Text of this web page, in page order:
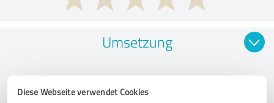
Diese Webseite verwendet Cookies
Umsetzung